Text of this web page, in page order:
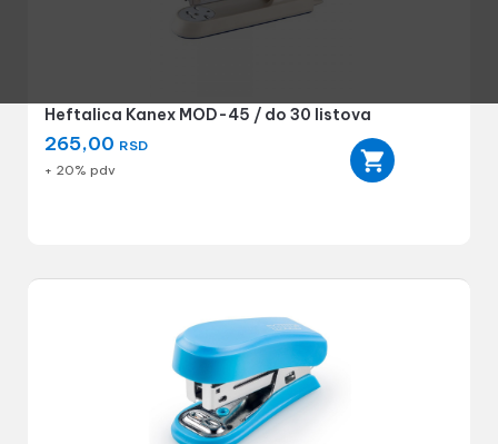
Heftalica Kanex MOD-45 / do 30 listova
265,00 RSD
+ 20% pdv